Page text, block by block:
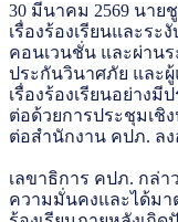
30 มีนาคม 2569 นาย
เรื่องร้องเรียนและร
คอนเวนชั่น และผ่าน
ประกันวินาศภัย และ
เรื่องร้องเรียนอย่าง
ต่อด้วยการประชุมเชิ
ต่อสำนักงาน คปภ. ลง
เลขาธิการ คปภ. กล่
ความมั่นคงและได้มา